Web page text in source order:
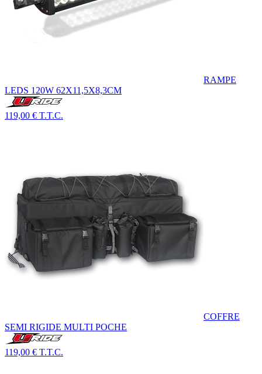
RAMPE
LEDS 120W 62X11,5X8,3CM
119,00 € T.T.C.
COFFRE
SEMI RIGIDE MULTI POCHE
119,00 € T.T.C.